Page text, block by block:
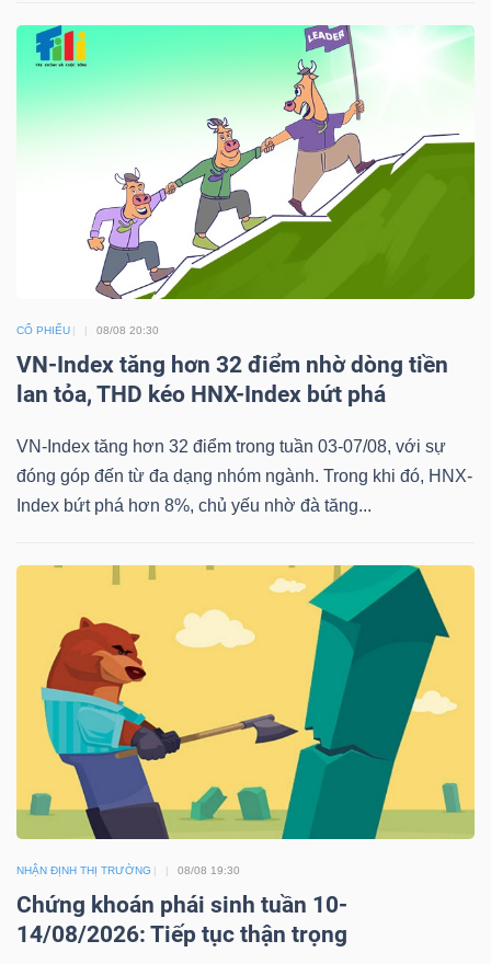
CỔ PHIẾU 08/08 20:30
VN-Index tăng hơn 32 điểm nhờ dòng tiền
lan tỏa, THD kéo HNX-Index bứt phá
VN-Index tăng hơn 32 điểm trong tuần 03-07/08, với sự
đóng góp đến từ đa dạng nhóm ngành. Trong khi đó, HNX-
Index bứt phá hơn 8%, chủ yếu nhờ đà tăng...
NHẬN ĐỊNH THỊ TRƯỜNG 08/08 19:30
Chứng khoán phái sinh tuần 10-
14/08/2026: Tiếp tục thận trọng
NGÀNH
PHIẾU
CÔNG
CỤ
ĐẦU
XUẤT
DỮ